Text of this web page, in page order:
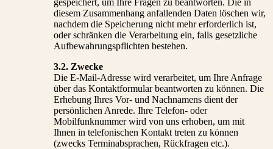
diesem Zusammenhang anfallenden Daten löschen wir,
nachdem die Speicherung nicht mehr erforderlich ist,
oder schränken die Verarbeitung ein, falls gesetzliche
Aufbewahrungspflichten bestehen.
3.2. Zwecke
Die E-Mail-Adresse wird verarbeitet, um Ihre Anfrage
über das Kontaktformular beantworten zu können. Die
Erhebung Ihres Vor- und Nachnamens dient der
persönlichen Anrede. Ihre Telefon- oder
Mobilfunknummer wird von uns erhoben, um mit
Ihnen in telefonischen Kontakt treten zu können
(zwecks Terminabsprachen, Rückfragen etc.).